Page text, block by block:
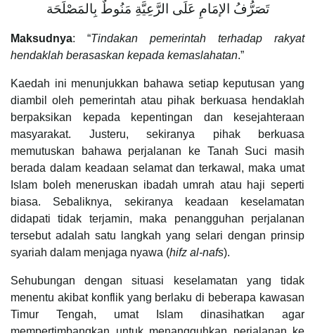
تَصَرُّفُ الإمَامِ عَلَى الرَّعِيَّةِ مَنُوطٌ بِالمَصْلَحَة
Maksudnya: “Tindakan pemerintah terhadap rakyat
hendaklah berasaskan kepada kemaslahatan.”
Kaedah ini menunjukkan bahawa setiap keputusan yang
diambil oleh pemerintah atau pihak berkuasa hendaklah
berpaksikan kepada kepentingan dan kesejahteraan
masyarakat. Justeru, sekiranya pihak berkuasa
memutuskan bahawa perjalanan ke Tanah Suci masih
berada dalam keadaan selamat dan terkawal, maka umat
Islam boleh meneruskan ibadah umrah atau haji seperti
biasa. Sebaliknya, sekiranya keadaan keselamatan
didapati tidak terjamin, maka penangguhan perjalanan
tersebut adalah satu langkah yang selari dengan prinsip
syariah dalam menjaga nyawa (hifz al-nafs).
Sehubungan dengan situasi keselamatan yang tidak
menentu akibat konflik yang berlaku di beberapa kawasan
Timur Tengah, umat Islam dinasihatkan agar